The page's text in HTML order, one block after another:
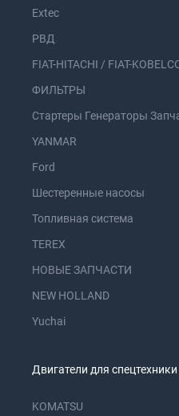
Extec
РВД
FIAT-HITACHI / FIAT-
ФИЛЬТРЫ
Стартеры Генераторы
YANMAR
Ford
Шестеренные насосы
Топливная система
TEREX
НОВЫЕ ЗАПЧАСТИ
NEW HOLLAND
Yuchai
Двигатели для
KOMATSU